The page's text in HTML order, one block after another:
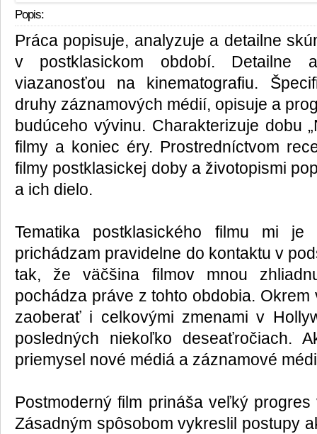
Popis:
Práca popisuje, analyzuje a detailne
v postklasickom období. Detailne
viazanosťou na kinematografiu.
druhy záznamových médií, opisuje a
budúceho vývinu. Charakterizuje dobu
filmy a koniec éry. Prostredníctvom
filmy postklasickej doby a životopismi
a ich dielo.
Tematika postklasického filmu mi
prichádzam pravidelne do kontaktu v
tak, že väčšina filmov mnou
pochádza práve z tohto obdobia.
zaoberať i celkovými zmenami v
posledných niekoľko deseaťročiach.
priemysel nové médiá a záznamové
Postmoderný film prináša veľký
Zásadným spôsobom vykreslil postupy